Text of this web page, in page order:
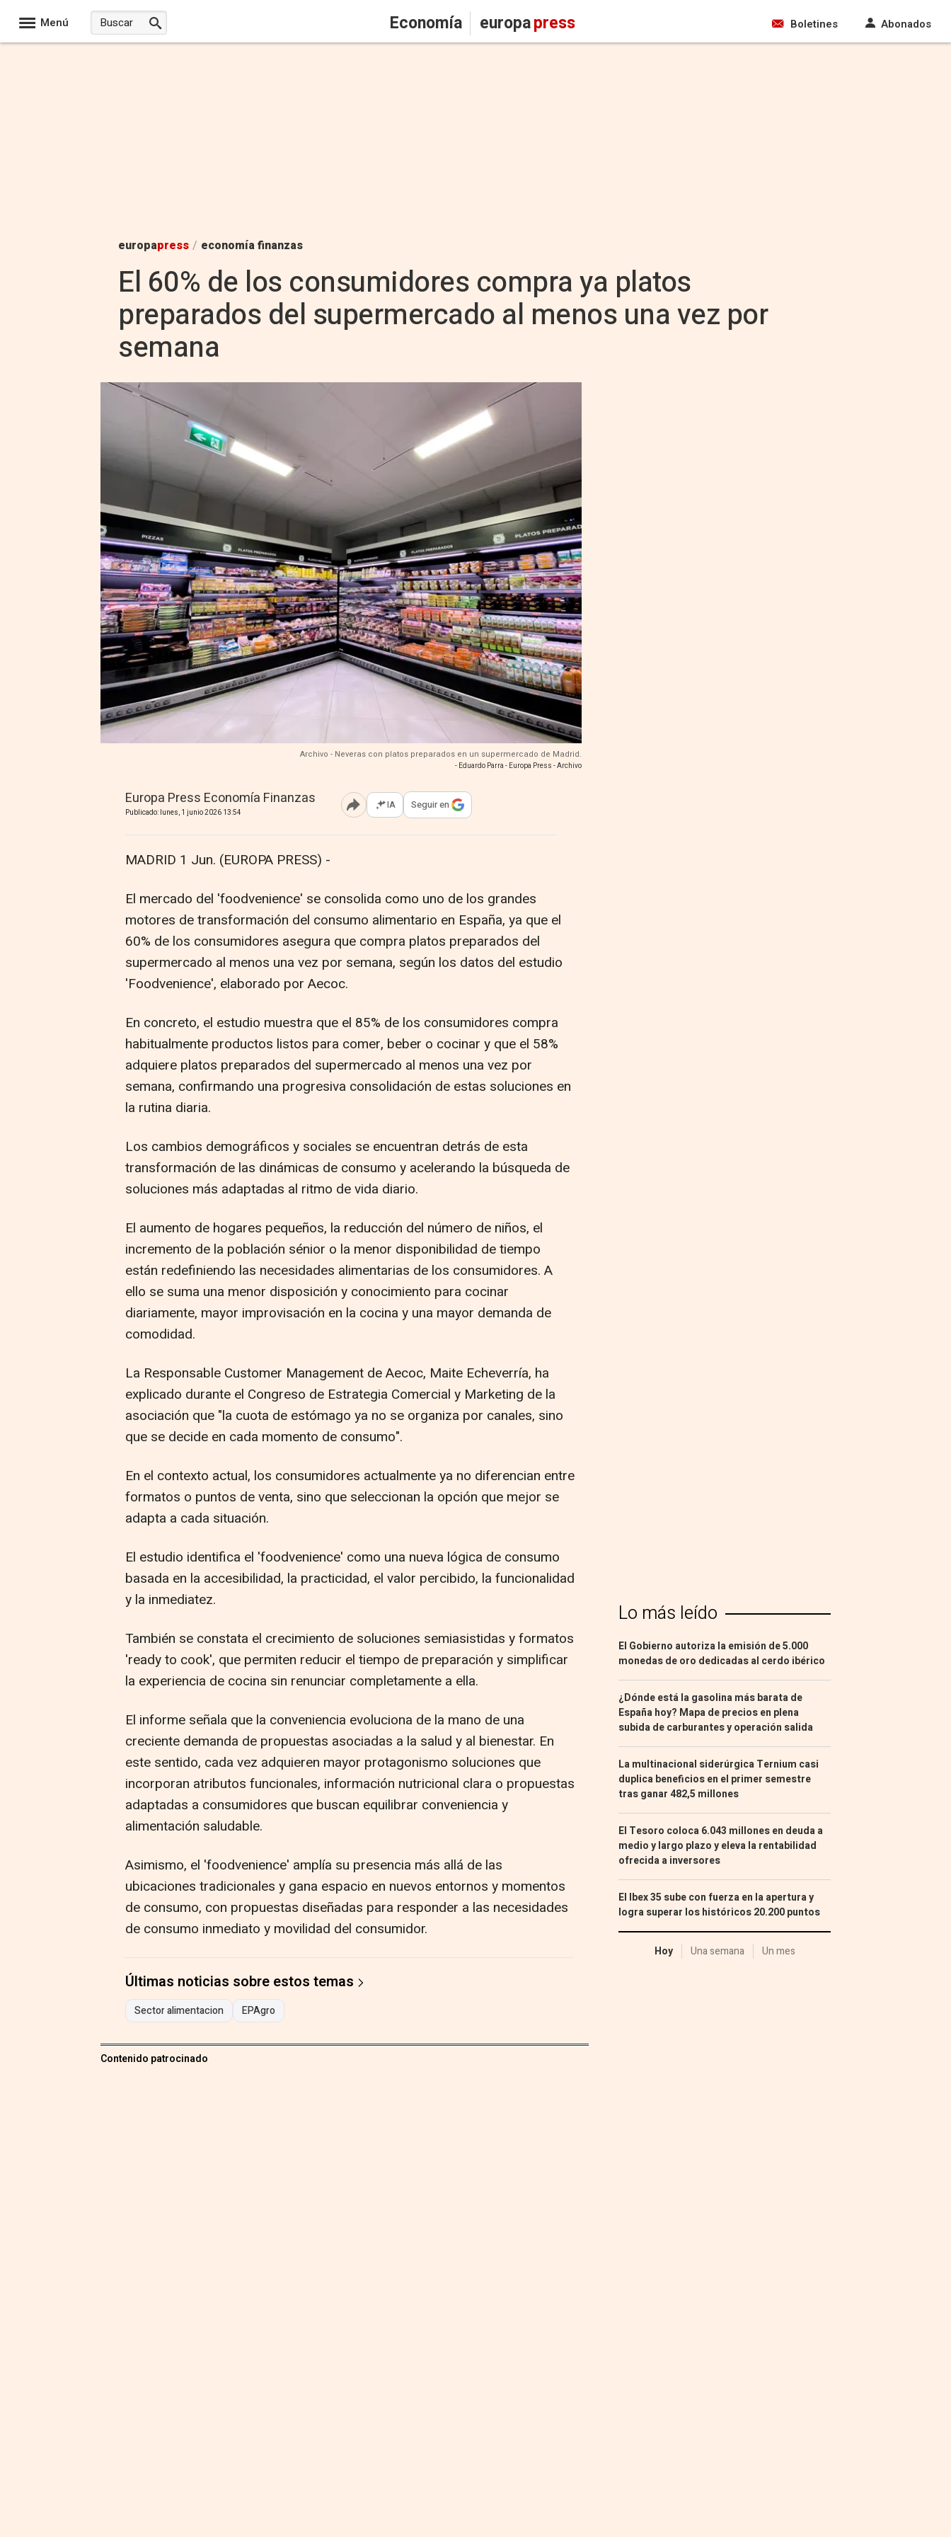
Menú Economía europapress Boletines Abonados
europapress / economía finanzas
El 60% de los consumidores compra ya platos
preparados del supermercado al menos una vez por
semana
Archivo - Neveras con platos preparados en un supermercado de Madrid.
- Eduardo Parra - Europa Press - Archivo
Europa Press Economía Finanzas
Publicado: lunes, 1 junio 2026 13:54 Abrir opciones para compartir
IA Seguir en
MADRID 1 Jun. (EUROPA PRESS) -
El mercado del 'foodvenience' se consolida como uno de los grandes
motores de transformación del consumo alimentario en España, ya que el
60% de los consumidores asegura que compra platos preparados del
supermercado al menos una vez por semana, según los datos del estudio
'Foodvenience', elaborado por Aecoc.
En concreto, el estudio muestra que el 85% de los consumidores compra
habitualmente productos listos para comer, beber o cocinar y que el 58%
adquiere platos preparados del supermercado al menos una vez por
semana, confirmando una progresiva consolidación de estas soluciones en
la rutina diaria.
Los cambios demográficos y sociales se encuentran detrás de esta
transformación de las dinámicas de consumo y acelerando la búsqueda de
soluciones más adaptadas al ritmo de vida diario.
El aumento de hogares pequeños, la reducción del número de niños, el
incremento de la población sénior o la menor disponibilidad de tiempo
están redefiniendo las necesidades alimentarias de los consumidores. A
ello se suma una menor disposición y conocimiento para cocinar
diariamente, mayor improvisación en la cocina y una mayor demanda de
comodidad.
La Responsable Customer Management de Aecoc, Maite Echeverría, ha
explicado durante el Congreso de Estrategia Comercial y Marketing de la
asociación que "la cuota de estómago ya no se organiza por canales, sino
que se decide en cada momento de consumo".
En el contexto actual, los consumidores actualmente ya no diferencian entre
formatos o puntos de venta, sino que seleccionan la opción que mejor se
adapta a cada situación.
El estudio identifica el 'foodvenience' como una nueva lógica de consumo
basada en la accesibilidad, la practicidad, el valor percibido, la funcionalidad
y la inmediatez.
También se constata el crecimiento de soluciones semiasistidas y formatos
'ready to cook', que permiten reducir el tiempo de preparación y simplificar
la experiencia de cocina sin renunciar completamente a ella.
El informe señala que la conveniencia evoluciona de la mano de una
creciente demanda de propuestas asociadas a la salud y al bienestar. En
este sentido, cada vez adquieren mayor protagonismo soluciones que
incorporan atributos funcionales, información nutricional clara o propuestas
adaptadas a consumidores que buscan equilibrar conveniencia y
alimentación saludable.
Asimismo, el 'foodvenience' amplía su presencia más allá de las
ubicaciones tradicionales y gana espacio en nuevos entornos y momentos
de consumo, con propuestas diseñadas para responder a las necesidades
de consumo inmediato y movilidad del consumidor.
Últimas noticias sobre estos temas
Sector alimentacion EPAgro
Contenido patrocinado
Lo más leído
El Gobierno autoriza la emisión de 5.000
monedas de oro dedicadas al cerdo ibérico
¿Dónde está la gasolina más barata de
España hoy? Mapa de precios en plena
subida de carburantes y operación salida
La multinacional siderúrgica Ternium casi
duplica beneficios en el primer semestre
tras ganar 482,5 millones
El Tesoro coloca 6.043 millones en deuda a
medio y largo plazo y eleva la rentabilidad
ofrecida a inversores
El Ibex 35 sube con fuerza en la apertura y
logra superar los históricos 20.200 puntos
Hoy Una semana Un mes